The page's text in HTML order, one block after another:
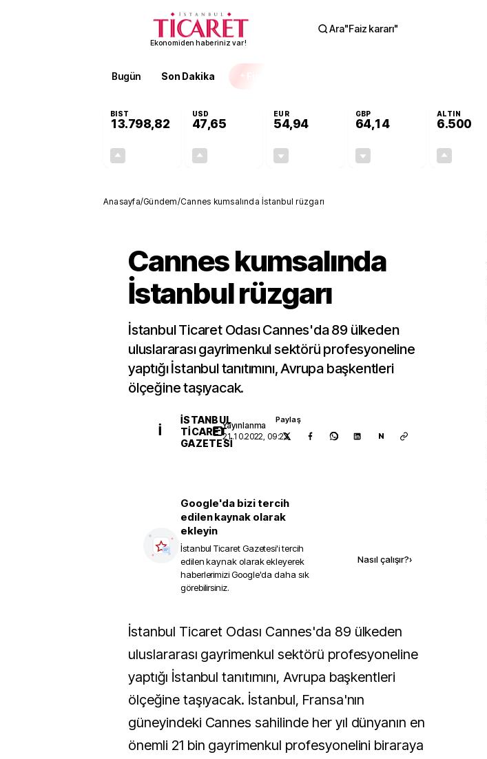
Ekonomiden haberiniz var!
Ara"Faiz kararı"
Bugün Son Dakika
BIST
13.798,82
USD
47,65
EUR
54,94
GBP
64,14
ALTIN
6.500
Anasayfa/Gündem/Cannes kumsalında İstanbul rüzgarı
Cannes kumsalında
İstanbul rüzgarı
İstanbul Ticaret Odası Cannes'da 89 ülkeden
uluslararası gayrimenkul sektörü profesyoneline
yaptığı İstanbul tanıtımını, Avrupa başkentleri
ölçeğine taşıyacak.
İ
İSTANBUL
TICARET
GAZETESI
Yayınlanma
21.10.2022, 09:23
Paylaş
N
Google'da bizi tercih
edilen kaynak olarak
ekleyin
İstanbul Ticaret Gazetesi'i tercih
edilen kaynak olarak ekleyerek
haberlerimizi Google'da daha sık
görebilirsiniz.
Nasıl çalışır?›
İstanbul Ticaret Odası Cannes'da 89 ülkeden
uluslararası gayrimenkul sektörü profesyoneline
yaptığı İstanbul tanıtımını, Avrupa başkentleri
ölçeğine taşıyacak. İstanbul, Fransa'nın
güneyindeki Cannes sahilinde her yıl dünyanın en
önemli 21 bin gayrimenkul profesyonelini biraraya